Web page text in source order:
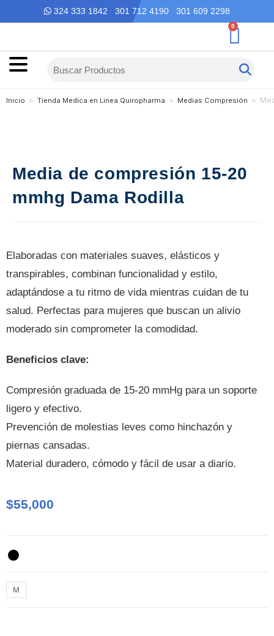
324 333 1842 301 712 4190 301 609 2298
0
Inicio > Tienda Medica en Linea Quiropharma > Medias Compresión >
Media de compresión 15-20
mmhg Dama Rodilla
Elaboradas con materiales suaves, elásticos y
transpirables, combinan funcionalidad y estilo,
adaptándose a tu ritmo de vida mientras cuidan de tu
salud. Perfectas para mujeres que buscan un alivio
moderado sin comprometer la comodidad.
Beneficios clave:
Compresión graduada de 15-20 mmHg para un soporte
ligero y efectivo.
Prevención de molestias leves como hinchazón y
piernas cansadas.
Material duradero, cómodo y fácil de usar a diario.
$55,000
M